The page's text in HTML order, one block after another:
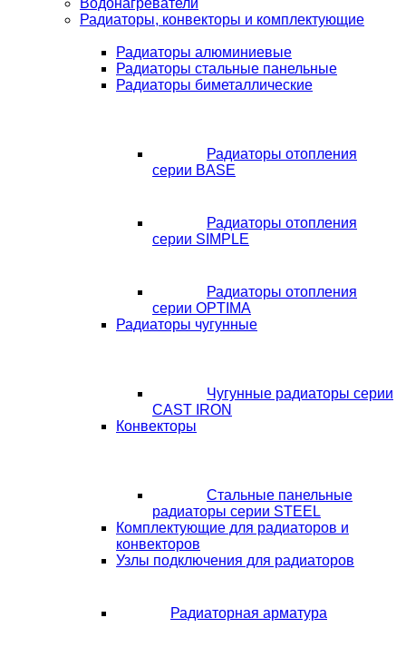
Водонагреватели
Радиаторы, конвекторы и комплектующие
Радиаторы алюминиевые
Радиаторы стальные панельные
Радиаторы биметаллические
Радиаторы отопления
серии BASE
Радиаторы отопления
серии SIMPLE
Радиаторы отопления
серии OPTIMA
Радиаторы чугунные
Чугунные радиаторы серии
CAST IRON
Конвекторы
Стальные панельные
радиаторы серии STEEL
Комплектующие для радиаторов и
конвекторов
Узлы подключения для радиаторов
Радиаторная арматура